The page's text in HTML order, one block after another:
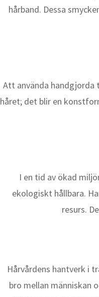
hårband. Dessa
Att använda handgjorda
håret; det blir en
I en tid av ökad
ekologiskt hållbara.
resurs.
Hårvårdens hantverk i
bro mellan människan